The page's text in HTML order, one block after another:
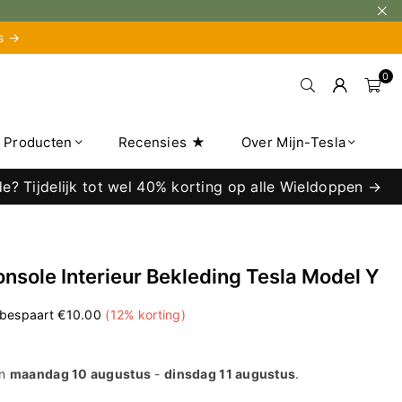
→
0
Producten Recensies ★ Over Mijn-Tesla
tot wel 40% korting op alle Wieldoppen →
Interieur Bekleding Tesla Model Y
€10.00 (12% korting)
maandag 10 augustus -dinsdag 11 augustus.